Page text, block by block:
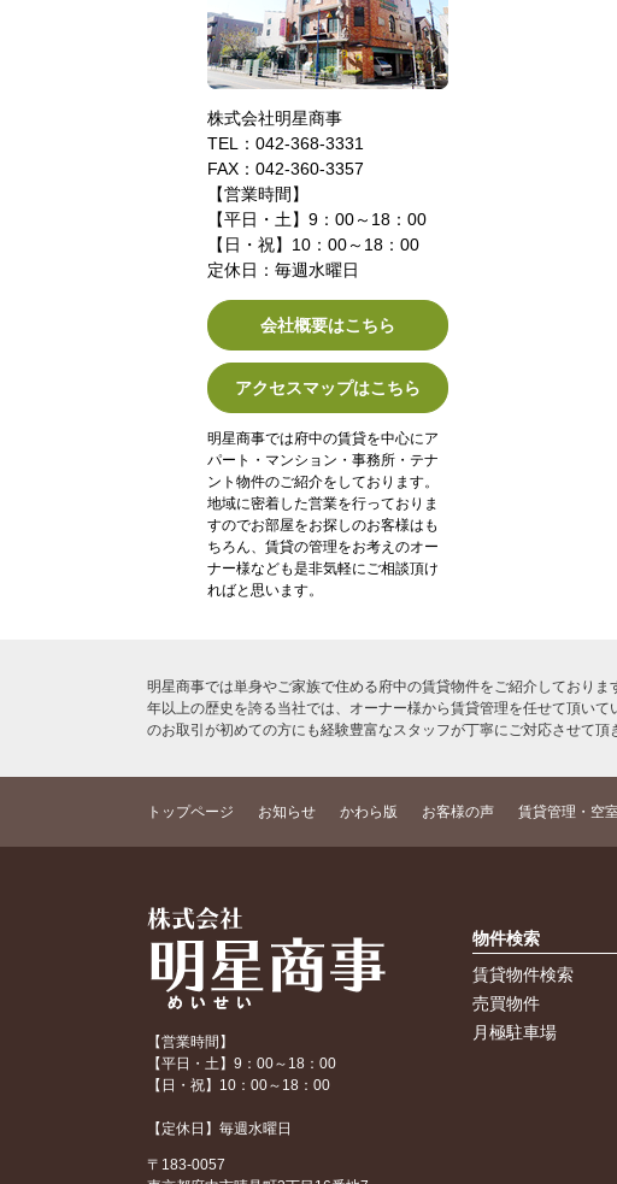
株式会社明星商事
TEL：042-368-3331
FAX：042-360-3357
【営業時間】
【平日・土】9：00～18：00
【日・祝】10：00～18：00
定休日：毎週水曜日
会社概要はこちら
アクセスマップはこちら
明星商事では府中の賃貸を中心にア
パート・マンション・事務所・テナ
ント物件のご紹介をしております。
地域に密着した営業を行っておりま
すのでお部屋をお探しのお客様はも
ちろん、賃貸の管理をお考えのオー
ナー様なども是非気軽にご相談頂け
ればと思います。
明星商事では単身やご家族で住める府中の賃貸物件をご紹介しており
年以上の歴史を誇る当社では、オーナー様から賃貸管理を任せて頂い
のお取引が初めての方にも経験豊富なスタッフが丁寧にご対応させて頂
トップページ お知らせ かわら版 お客様の声 賃貸管理・空
【営業時間】
【平日・土】9：00～18：00
【日・祝】10：00～18：00
【定休日】毎週水曜日
〒183-0057
物件検索
賃貸物件検索
売買物件
月極駐車場